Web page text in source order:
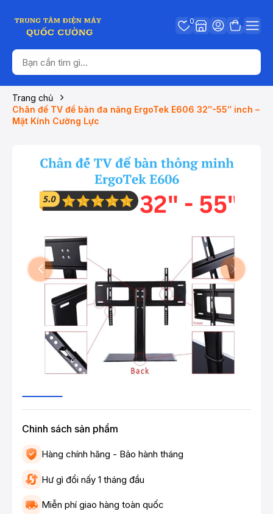
0
Trang chủ
Chân đế TV để bàn đa năng ErgoTek E606 32″-55″ inch –
Mặt Kính Cường Lực
Chinh sách sản phẩm
Hàng chính hãng - Bảo hành tháng
Hư gì đổi nấy 1 tháng đầu
Miễn phí giao hàng toàn quốc